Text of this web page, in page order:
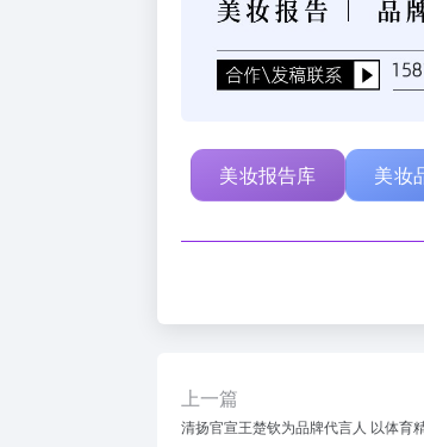
美妆报告库 美妆
上一篇
清扬官宣王楚钦为品牌代言人 以体育